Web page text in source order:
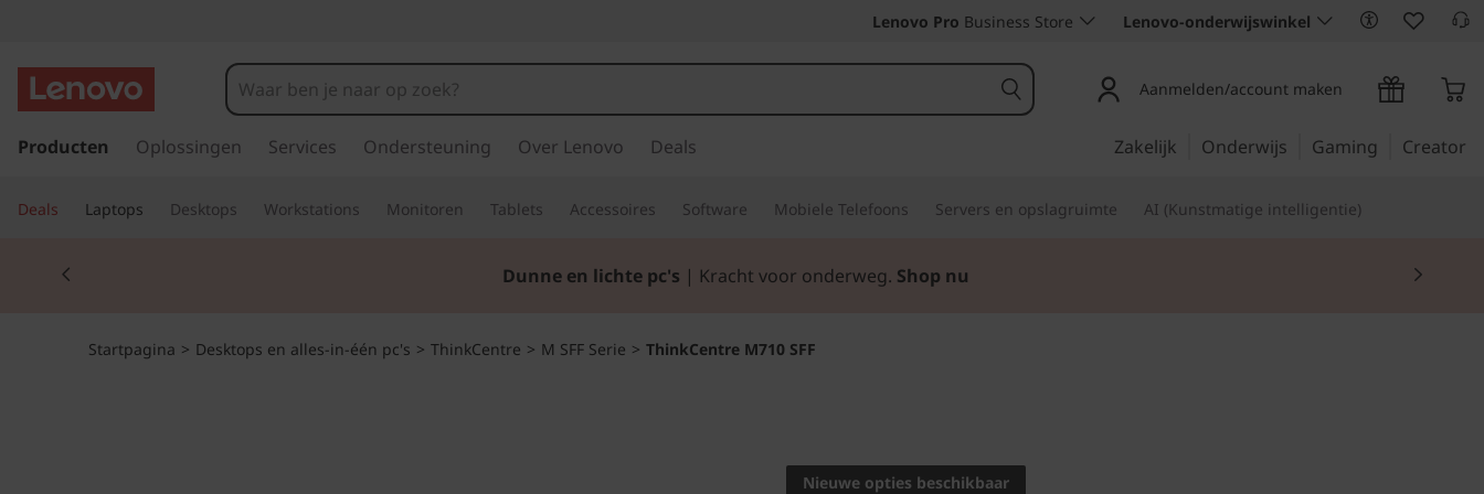
h
n
k
Lenovo Pro Business Store Lenovo-onderwijswinkel
a
a
Aanmelden/account maken
Producten Oplossingen Services Ondersteuning Over Lenovo Deals Zakelijk Onderwijs Gaming Creator
Deals Laptops Desktops Workstations Monitoren Tablets Accessoires Software Mobiele Telefoons Servers en opslagruimte AI (Kunstmatige intelligentie)
Dunne en lichte pc's | Kracht voor onderweg. Shop nu
Currently displaying item 2 of 2
Startpagina > Desktops en alles-in-één pc's > ThinkCentre > M SFF Serie > ThinkCentre M710 SFF
PRESTATIES.
Nieuwe opties beschikbaar